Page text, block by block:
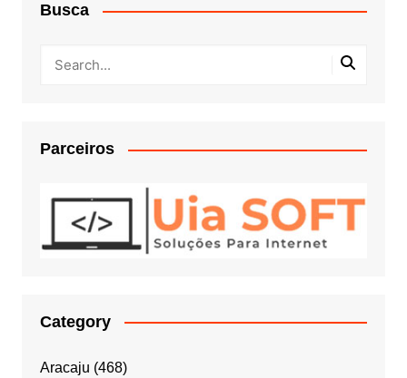
Busca
Parceiros
Category
Aracaju (468)